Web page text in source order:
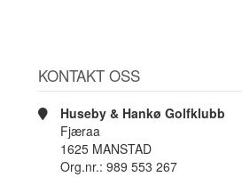
KONTAKT OSS
Huseby & Hankø Golfklubb
Fjæraa
1625 MANSTAD
Org.nr.: 989 553 267